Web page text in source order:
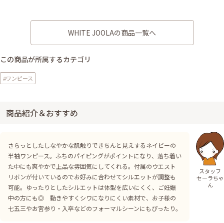
WHITE JOOLAの商品一覧へ
この商品が所属するカテゴリ
#ワンピース
商品紹介＆おすすめ
さらっとしたしなやかな肌触りできちんと見えするネイビーの
半袖ワンピース。ふちのパイピングがポイントになり、落ち着い
た中にも爽やかで上品な雰囲気にしてくれる。付属のウエスト
リボンが付いているのでお好みに合わせてシルエットが調整も
可能。ゆったりとしたシルエットは体型を広いにくく、ご妊娠
中の方にも◎ 動きやすくシワになりにくい素材で、お子様の
七五三やお宮参り・入卒などのフォーマルシーンにもぴったり。
スタッフ
セーラちゃ
ん